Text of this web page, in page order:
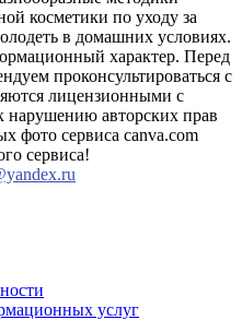
косметики по уходу за
в домашних условиях.
характер. Перед
проконсультироваться с
лицензионными с
нарушению авторских прав
фото сервиса canva.com
сервиса!
услуг